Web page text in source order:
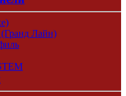
Лайн)